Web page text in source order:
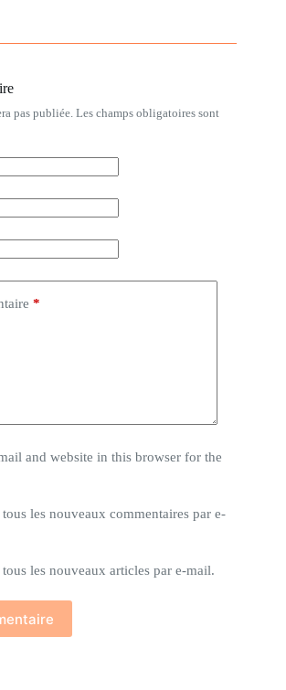
pas publiée. Les champs obligatoires sont
*
and website in this browser for the
les nouveaux commentaires par e-
les nouveaux articles par e-mail.